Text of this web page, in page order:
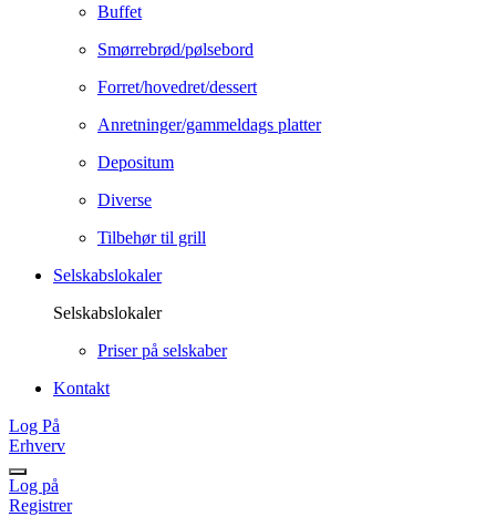
Buffet
Smørrebrød/pølsebord
Forret/hovedret/dessert
Anretninger/gammeldags platter
Depositum
Diverse
Tilbehør til grill
Selskabslokaler
Selskabslokaler
Priser på selskaber
Kontakt
Log På
Erhverv
Log på
Registrer